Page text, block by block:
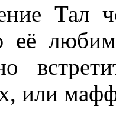
Тал
или